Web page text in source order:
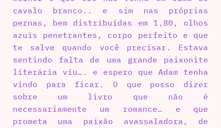
cavalo branco.. e sim nas próprias
pernas, bem distribuídas em 1,80, olhos
azuis penetrantes, corpo perfeito e que
te salve quando você precisar. Estava
sentindo falta de uma grande paixonite
literária viu…. e espero que Adam tenha
vindo para ficar. O que posso dizer
sobre um livro que não é
necessariamente um romance… e que
prometa uma paixão avassaladora, de